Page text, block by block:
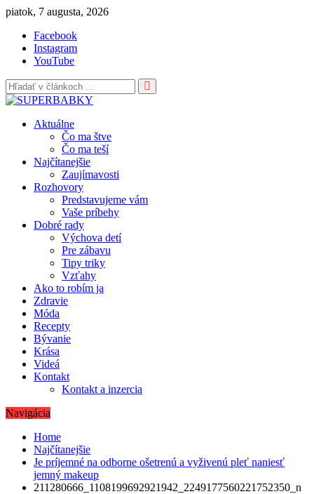
Skip
content
piatok, 7 augusta, 2026
Facebook
Instagram
YouTube
Aktuálne
Čo ma štve
Čo ma teší
Najčítanejšie
Zaujímavosti
Rozhovory
Predstavujeme vám
Vaše príbehy
Dobré rady
Výchova detí
Pre zábavu
Tipy triky
Vzťahy
Ako to robím ja
Zdravie
Móda
Recepty
Bývanie
Krása
Videá
Kontakt
Kontakt a inzercia
Navigácia
Home
Najčítanejšie
Je príjemné na odborne ošetrenú a vyživenú pleť naniesť
jemný makeup
211280666_1108199692921942_2249177560221752350_n